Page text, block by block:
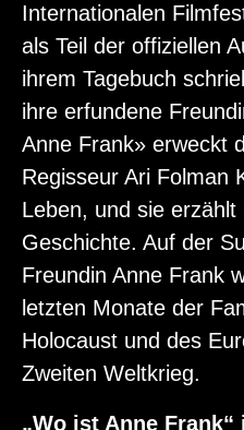
Internationalen
als Teil der offiziellen
ihrem Tagebuch
ihre erfundene
Anne Frank» erweckt
Regisseur Ari Folman
Leben, und sie erzählt
Geschichte. Auf der
Freundin Anne Frank
letzten Monate der
Holocaust und des
Zweiten Weltkrieg.
„Wo ist Anne